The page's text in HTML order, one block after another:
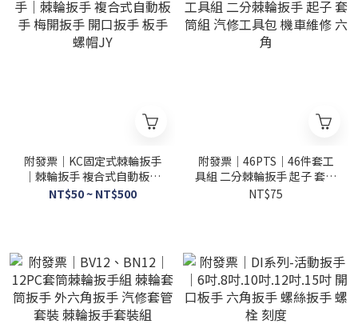
附發票｜KC固定式棘輪扳手
｜棘輪扳手 複合式自動板手
梅開扳手 開口扳手 板手 螺帽
NT$50 ~ NT$500
附發票｜46PTS｜46件套工
具組 二分棘輪扳手 起子 套筒
組 汽修工具包 機車維修 六角
NT$75